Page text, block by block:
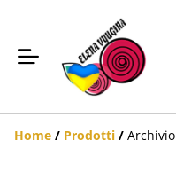
Home / Prodotti / Archivio